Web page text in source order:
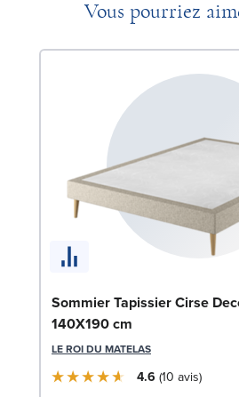
Vous pourriez
Sommier Tapissier Cirse
140X190 cm
LE ROI DU MATELAS
4.6 10 avis